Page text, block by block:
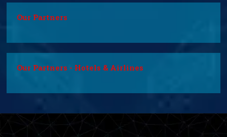
Our Partners
Our Partners - Hotels & Airlines